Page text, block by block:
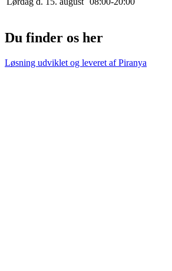
Du finder os her
Løsning udviklet og leveret afPiranya